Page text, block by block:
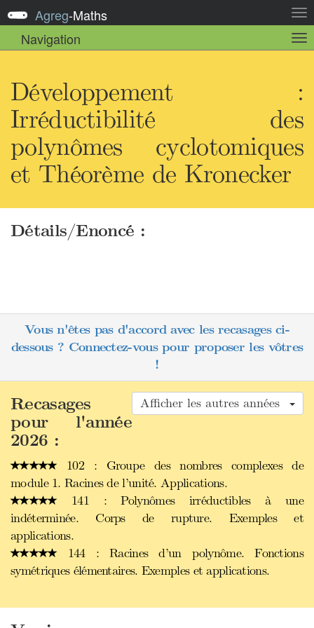
la
Agreg-Maths
Navigation
la
Développement :
Irréductibilité des
polynômes cyclotomiques
et Théorème de Kronecker
Détails/Enoncé :
Vous n'êtes pas d'accord avec les recasages ci-
dessous ? Connectez-vous pour proposer les vôtres
!
Afficher les autres années
Recasages
pour l'année
2026 :
102 : Groupe des nombres complexes de
module 1. Racines de l’unité. Applications.
141 : Polynômes irréductibles à une
indéterminée. Corps de rupture. Exemples et
applications.
144 : Racines d’un polynôme. Fonctions
symétriques élémentaires. Exemples et applications.